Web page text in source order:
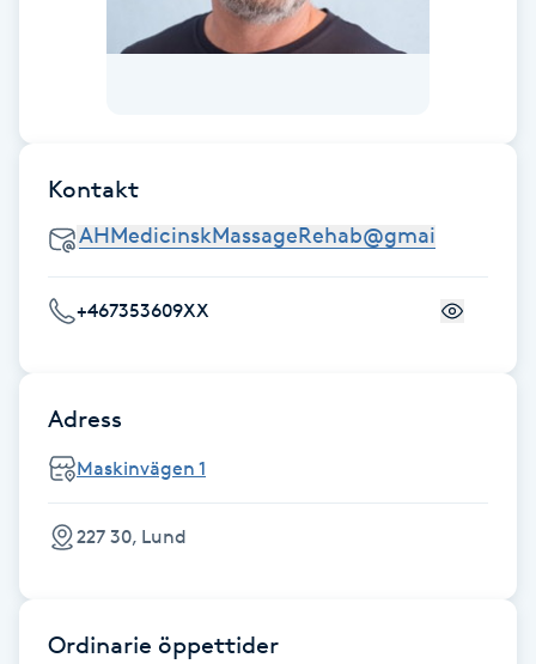
Fet hårbotten
Fillers
Kontakt
+467353609XX
Adress
Maskinvägen 1
227 30, Lund
Ordinarie öppettider